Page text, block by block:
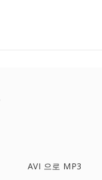
AVI 으로 MP3